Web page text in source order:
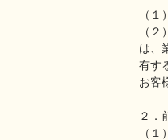
（
（
は、
有す
お客
２．
（